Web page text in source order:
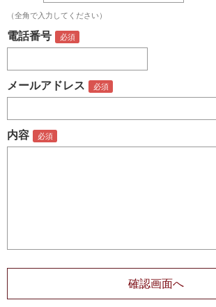
（全角で入力してください）
電話番号
メールアドレス
内容